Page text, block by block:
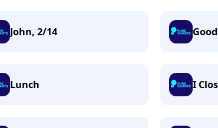
John, 2/14
Lunch I